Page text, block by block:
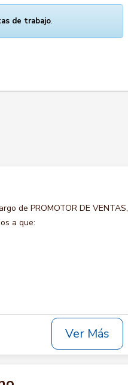
de trabajo.
de PROMOTOR DE VENTAS,
a que:
Ver Más